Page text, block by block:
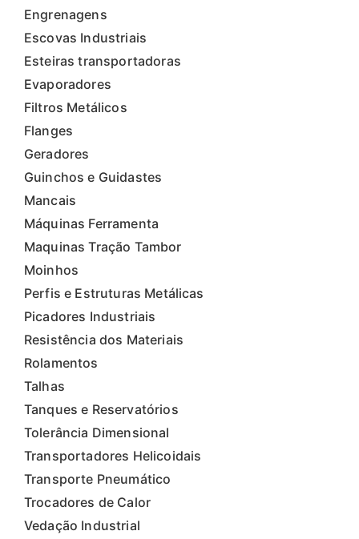
Engrenagens
Escovas Industriais
Esteiras transportadoras
Evaporadores
Filtros Metálicos
Flanges
Geradores
Guinchos e Guidastes
Mancais
Máquinas Ferramenta
Maquinas Tração Tambor
Moinhos
Perfis e Estruturas Metálicas
Picadores Industriais
Resistência dos Materiais
Rolamentos
Talhas
Tanques e Reservatórios
Tolerância Dimensional
Transportadores Helicoidais
Transporte Pneumático
Trocadores de Calor
Vedação Industrial